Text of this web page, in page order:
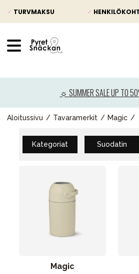
✓ TURVMAKSU ✓
☼ SUMMER SALE UP TO
Aloitussivu Tavaramerkit Magic
Kategoriat Suodatin
Magic
Lasten
Vauvan
Lapsi &
Huonekalut &